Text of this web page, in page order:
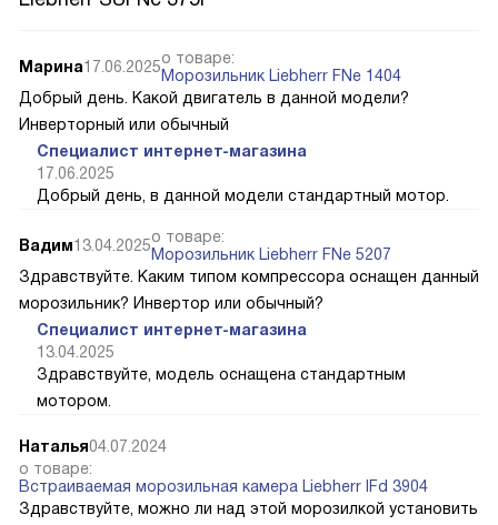
Марина17.06.2025о товаре:
Морозильник Liebherr FNe 1404
Добрый день. Какой двигатель в данной модели?
Инверторный или обычный
Специалист интернет-магазина
17.06.2025
Добрый день, в данной модели стандартный мотор.
Вадим13.04.2025о товаре:
Морозильник Liebherr FNe 5207
Здравствуйте. Каким типом компрессора оснащен данный
морозильник? Инвертор или обычный?
Специалист интернет-магазина
13.04.2025
Здравствуйте, модель оснащена стандартным
мотором.
Наталья04.07.2024
о товаре:
Встраиваемая морозильная камера Liebherr IFd 3904
Здравствуйте, можно ли над этой морозилкой установить